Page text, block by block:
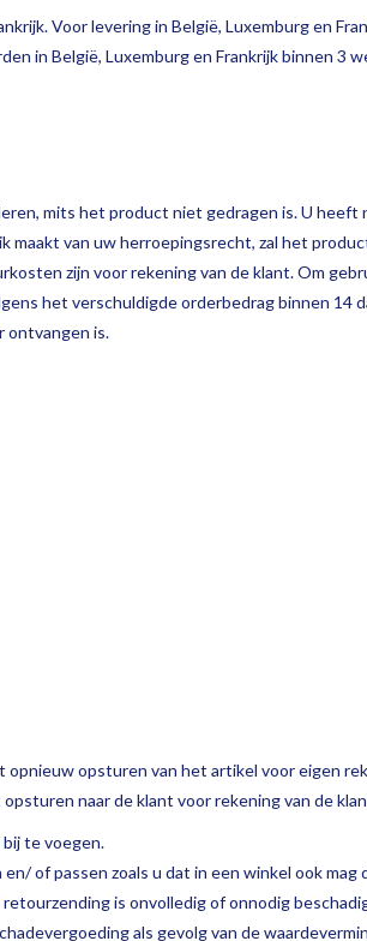
Voor levering in België, Luxemburg en
in België, Luxemburg en Frankrijk binnen 3
mits het product niet gedragen is. U heeft
van uw herroepingsrecht, zal het
zijn voor rekening van de klant. Om
het verschuldigde orderbedrag binnen 14
ontvangen is.
opnieuw opsturen van het artikel voor eigen
naar de klant voor rekening van de
te voegen.
of passen zoals u dat in een winkel ook mag
is onvolledig of onnodig
als gevolg van de